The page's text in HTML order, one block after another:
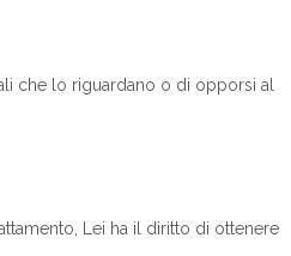
che lo riguardano o di opporsi al
Lei ha il diritto di ottenere